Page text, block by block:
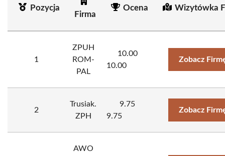
Pozycja
Firma
Ocena Wizytówka
1
ZPUH
ROM-
PAL
10.00
10.00
Zobacz
2
Trusiak.
ZPH
9.75
9.75
Zobacz
AWO